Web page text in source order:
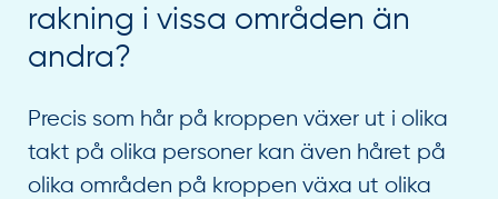
rakning i vissa områden än
andra?
Precis som hår på kroppen växer ut i olika
takt på olika personer kan även håret på
olika områden på kroppen växa ut olika